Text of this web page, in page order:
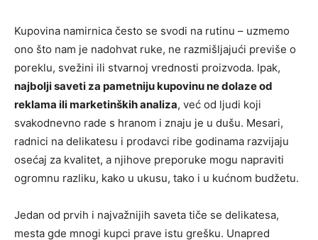
Kupovina namirnica često se svodi na rutinu – uzmemo
ono što nam je nadohvat ruke, ne razmišljajući previše o
poreklu, svežini ili stvarnoj vrednosti proizvoda. Ipak,
najbolji saveti za pametniju kupovinu ne dolaze od
reklama ili marketinških analiza, već od ljudi koji
svakodnevno rade s hranom i znaju je u dušu. Mesari,
radnici na delikatesu i prodavci ribe godinama razvijaju
osećaj za kvalitet, a njihove preporuke mogu napraviti
ogromnu razliku, kako u ukusu, tako i u kućnom budžetu.
Jedan od prvih i najvažnijih saveta tiče se delikatesa,
mesta gde mnogi kupci prave istu grešku. Unapred